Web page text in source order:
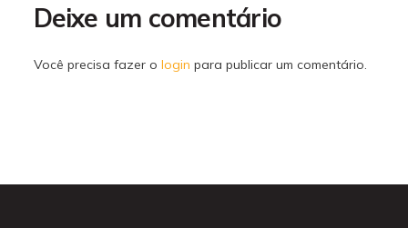
Deixe um comentário
Você precisa fazer o login para publicar um comentário.